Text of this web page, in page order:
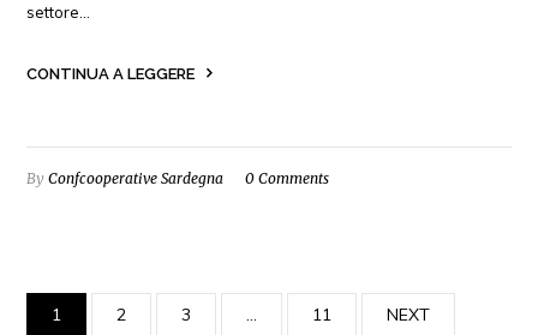
settore…
CONTINUA A LEGGERE
ByConfcooperative Sardegna 0 Comments
1 2 3 … 11 NEXT